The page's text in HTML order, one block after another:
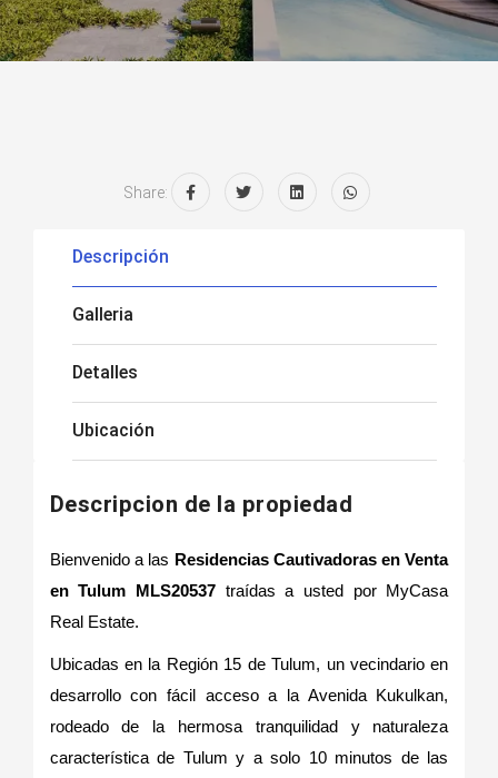
Share:
Descripción
Galleria
Detalles
Ubicación
Descripcion de la propiedad
Bienvenido a las Residencias Cautivadoras en Venta
en Tulum MLS20537 traídas a usted por MyCasa
Real Estate.
Ubicadas en la Región 15 de Tulum, un vecindario en
desarrollo con fácil acceso a la Avenida Kukulkan,
rodeado de la hermosa tranquilidad y naturaleza
característica de Tulum y a solo 10 minutos de las